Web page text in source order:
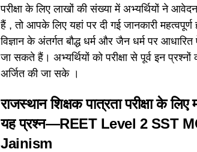
परीक्षा के लिए लाखों की संख्या में अभ्यर्थियों ने
हैं , तो आपके लिए यहां पर दी गई जानकारी महत्वपूर्ण
विज्ञान के अंतर्गत बौद्ध धर्म और जैन धर्म पर
जा सकते हैं। अभ्यर्थियों को परीक्षा से पूर्व इन
अर्जित की जा सके ।
राजस्थान शिक्षक पात्रता परीक्षा के
यह प्रश्न—REET Level 2 SST
Jainism